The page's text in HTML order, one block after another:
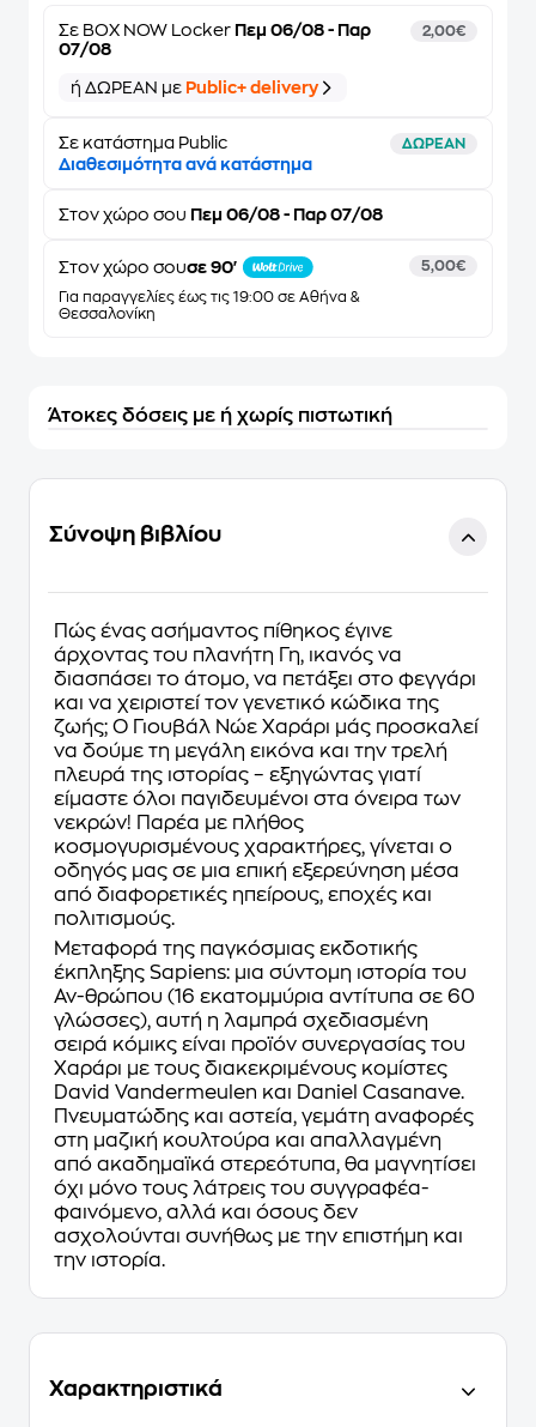
Σε BOX NOW Locker Πεμ 06/08 - Παρ
07/08
2,00€
ή ΔΩΡΕΑΝ με Public+ delivery
Σε κατάστημα Public ΔΩΡΕΑΝ
Διαθεσιμότητα ανά κατάστημα
Στον χώρο σου Πεμ 06/08 - Παρ 07/08
Στον χώρο σουσε 90'
Για παραγγελίες έως τις 19:00 σε Αθήνα &
Θεσσαλονίκη
5,00€
Άτοκες δόσεις με ή χωρίς πιστωτική
Σύνοψη βιβλίου
Πώς ένας ασήμαντος πίθηκος έγινε
άρχοντας του πλανήτη Γη, ικανός να
διασπάσει το άτομο, να πετάξει στο φεγγάρι
και να χειριστεί τον γενετικό κώδικα της
ζωής; Ο Γιουβάλ Νώε Χαράρι μάς προσκαλεί
να δούμε τη μεγάλη εικόνα και την τρελή
πλευρά της ιστορίας – εξηγώντας γιατί
είμαστε όλοι παγιδευμένοι στα όνειρα των
νεκρών! Παρέα με πλήθος
κοσμογυρισμένους χαρακτήρες, γίνεται ο
οδηγός μας σε μια επική εξερεύνηση μέσα
από διαφορετικές ηπείρους, εποχές και
πολιτισμούς.
Μεταφορά της παγκόσμιας εκδοτικής
έκπληξης Sapiens: μια σύντομη ιστορία του
Αν-θρώπου (16 εκατομμύρια αντίτυπα σε 60
γλώσσες), αυτή η λαμπρά σχεδιασμένη
σειρά κόμικς είναι προϊόν συνεργασίας του
Χαράρι με τους διακεκριμένους κομίστες
David Vandermeulen και Daniel Casanave.
Πνευματώδης και αστεία, γεμάτη αναφορές
στη μαζική κουλτούρα και απαλλαγμένη
από ακαδημαϊκά στερεότυπα, θα μαγνητίσει
όχι μόνο τους λάτρεις του συγγραφέα-
φαινόμενο, αλλά και όσους δεν
ασχολούνται συνήθως με την επιστήμη και
την ιστορία.
Χαρακτηριστικά